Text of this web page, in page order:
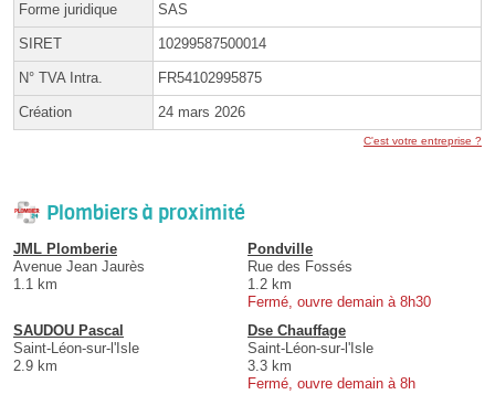
Forme juridique SAS
SIRET 10299587500014
N° TVA Intra. FR54102995875
Création 24 mars 2026
C'est votre entreprise ?
Plombiers à proximité
JML Plomberie
Avenue Jean Jaurès
1.1 km
Pondville
Rue des Fossés
1.2 km
Fermé, ouvre demain à 8h30
SAUDOU Pascal
Saint-Léon-sur-l'Isle
2.9 km
Dse Chauffage
Saint-Léon-sur-l'Isle
3.3 km
Fermé, ouvre demain à 8h